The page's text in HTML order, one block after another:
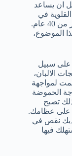
ان يساعد
في
الجسم تسبب تضرر العظام قد اقترحت منذ اكثر من 40 عام.
الموضوع،
على سبيل
الالبان،
لمواجهة
الحموضة
تصبح
على عظامك.
نقص في
فيها